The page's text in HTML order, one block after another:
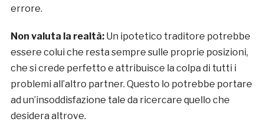
errore.
Non valuta la realtà:Un ipotetico traditore potrebbe
essere colui che resta sempre sulle proprie posizioni,
che si crede perfetto e attribuisce la colpa di tutti i
problemi all’altro partner. Questo lo potrebbe portare
ad un’insoddisfazione tale da ricercare quello che
desidera altrove.